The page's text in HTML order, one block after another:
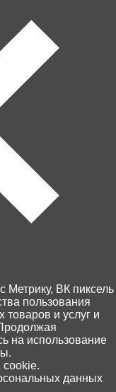
- неизвестна.
Поиск
Метрику, ВК пиксель
пользования
товаров и услуг и
на использование
cookie.
данных